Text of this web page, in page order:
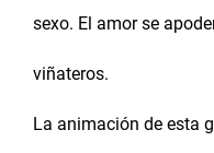
sexo. El amor se
viñateros.
La animación de esta